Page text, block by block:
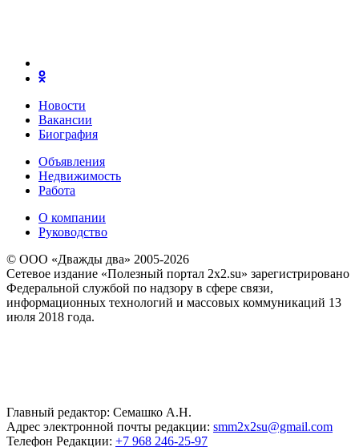
Новости
Вакансии
Биография
Объявления
Недвижимость
Работа
О компании
Руководство
© ООО «Дважды два» 2005-2026
Сетевое издание «Полезный портал 2x2.su» зарегистрировано
Федеральной службой по надзору в сфере связи,
информационных технологий и массовых коммуникаций 13
июля 2018 года.
Главный редактор: Семашко А.Н.
Адрес электронной почты редакции: smm2x2su@gmail.com
Телефон Редакции: +7 968 246-25-97